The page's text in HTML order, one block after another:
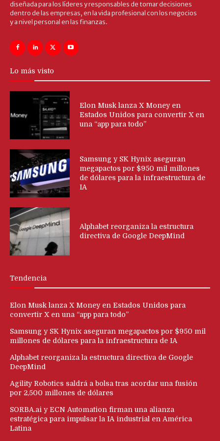
diseñada para los líderes y responsables de tomar decisiones
dentro de las empresas, en la vida profesional con los negocios
y a nivel personal en las finanzas.
Lo más visto
Elon Musk lanza X Money en
Estados Unidos para convertir X en
una “app para todo”
Samsung y SK Hynix aseguran
megapactos por $950 mil millones
de dólares para la infraestructura de
IA
Alphabet reorganiza la estructura
directiva de Google DeepMind
Tendencia
Elon Musk lanza X Money en Estados Unidos para
convertir X en una “app para todo”
Samsung y SK Hynix aseguran megapactos por $950 mil
millones de dólares para la infraestructura de IA
Alphabet reorganiza la estructura directiva de Google
DeepMind
Agility Robotics saldrá a bolsa tras acordar una fusión
por 2,500 millones de dólares
SORBA.ai y ECN Automation firman una alianza
estratégica para impulsar la IA industrial en América
Latina